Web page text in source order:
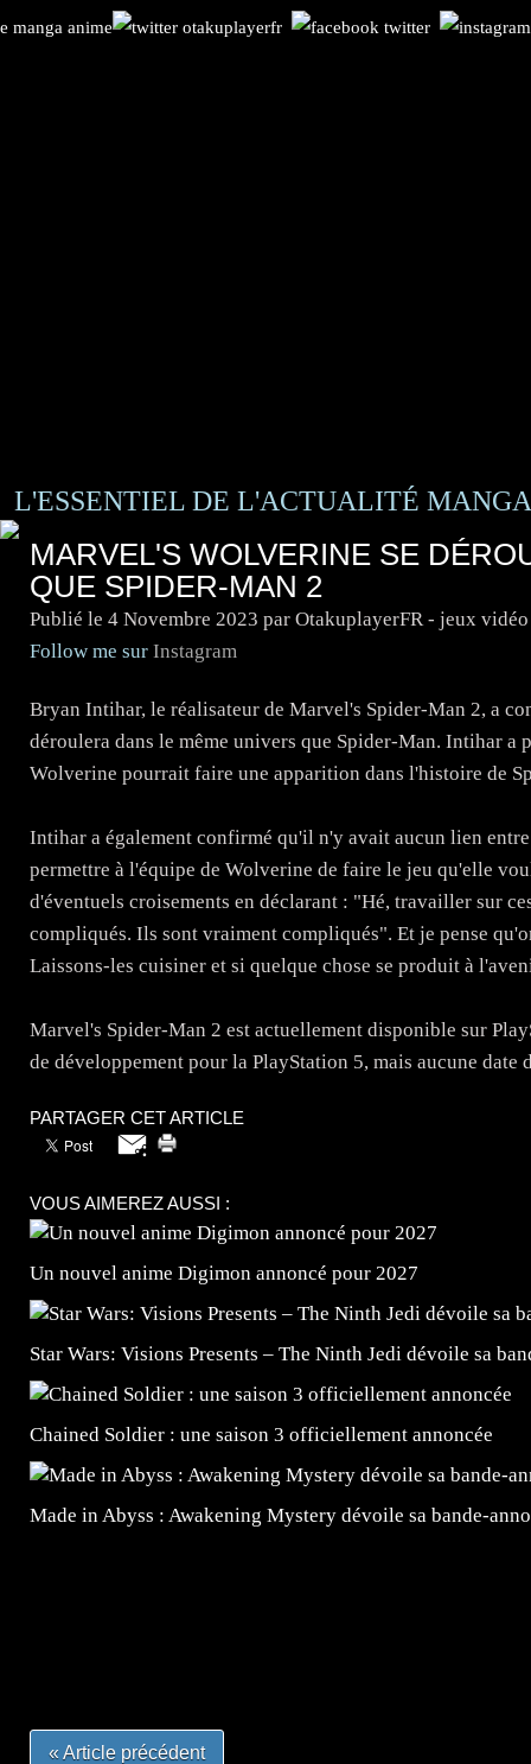
L'ESSENTIEL DE L'ACTUALITÉ
MARVEL'S WOLVERINE SE
QUE SPIDER-MAN 2
Publié le 4 Novembre 2023 par OtakuplayerFR - jeux
Follow me sur Instagram
Bryan Intihar, le réalisateur de Marvel's Spider-Man 2, a
déroulera dans le même univers que Spider-Man. Intihar
Wolverine pourrait faire une apparition dans l'histoire de
Intihar a également confirmé qu'il n'y avait aucun lien
permettre à l'équipe de Wolverine de faire le jeu qu'elle
d'éventuels croisements en déclarant : "Hé, travailler sur
compliqués. Ils sont vraiment compliqués". Et je pense
Laissons-les cuisiner et si quelque chose se produit à
Marvel's Spider-Man 2 est actuellement disponible sur
de développement pour la PlayStation 5, mais aucune date
PARTAGER CET ARTICLE
VOUS AIMEREZ AUSSI :
Un nouvel anime Digimon annoncé pour 2027
Star Wars: Visions Presents – The Ninth Jedi dévoile sa
Chained Soldier : une saison 3 officiellement annoncée
Made in Abyss : Awakening Mystery dévoile sa bande-
« Article précédent